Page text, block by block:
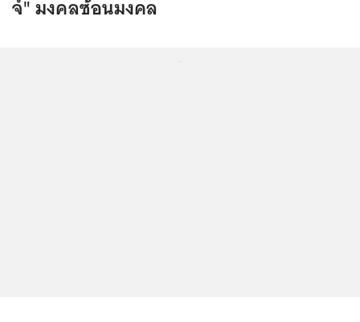
จ์" มงคลซ้อนมงคล